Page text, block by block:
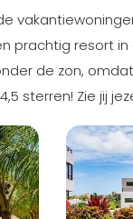
resort in
de zon,
sterren! Zie jij